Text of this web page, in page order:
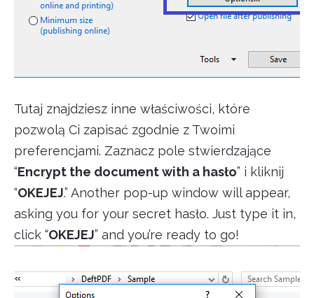
Tutaj znajdziesz inne właściwości, które
pozwolą Ci zapisać zgodnie z Twoimi
preferencjami. Zaznacz pole stwierdzające
“Encrypt the document with a hasło” i kliknij
“OKEJEJ.” Another pop-up window will appear,
asking you for your secret hasło. Just type it in,
click “OKEJEJ” and you’re ready to go!